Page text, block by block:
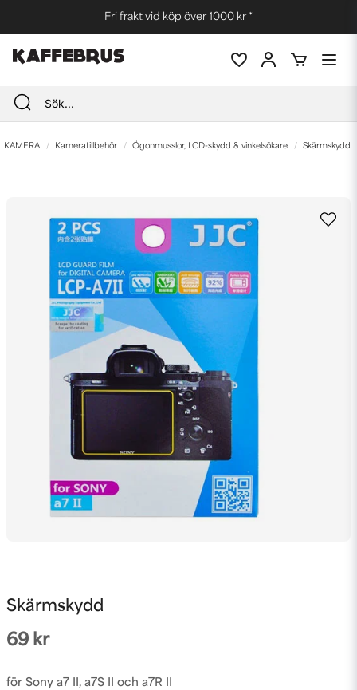
Fri frakt vid köp över 1000 kr *
KAMERA Kameratillbehör Ögonmusslor, LCD-skydd & vinkelsökare Skärmskydd
Skärmskydd
69 kr
för Sony a7 II, a7S II och a7R II